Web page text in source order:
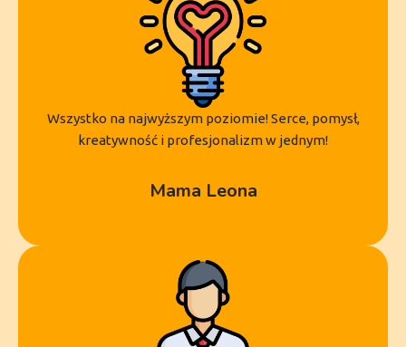
Wszystko na najwyższym poziomie! Serce, pomysł,
kreatywność i profesjonalizm w jednym!
Mama Leona